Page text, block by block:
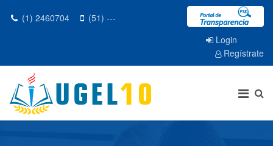
(1) 2460704
(51) ---
Login
Regístrate